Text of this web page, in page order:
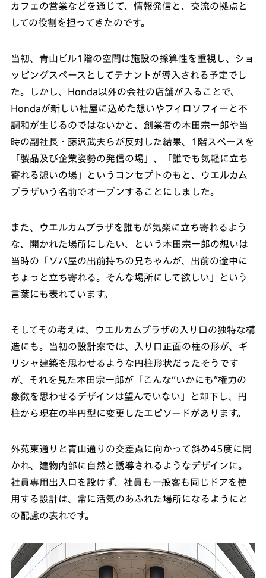
カフェの営業などを通じて、情報発信と、交流の拠点と
しての役割を担ってきたのです。
当初、青山ビル1階の空間は施設の採算性を重視し、ショ
ッピングスペースとしてテナントが導入される予定でし
た。しかし、Honda以外の会社の店舗が入ることで、
Hondaが新しい社屋に込めた想いやフィロソフィーと不
調和が生じるのではないかと、創業者の本田宗一郎や当
時の副社長・藤沢武夫らが反対した結果、1階スペースを
「製品及び企業姿勢の発信の場」、「誰でも気軽に立ち
寄れる憩いの場」というコンセプトのもと、ウエルカム
プラザいう名前でオープンすることにしました。
また、ウエルカムプラザを誰もが気楽に立ち寄れるよう
な、開かれた場所にしたい、という本田宗一郎の想いは
当時の「ソバ屋の出前持ちの兄ちゃんが、出前の途中に
ちょっと立ち寄れる。そんな場所にして欲しい」という
言葉にも表れています。
そしてその考えは、ウエルカムプラザの入り口の独特な構
造にも。当初の設計案では、入り口正面の柱の形が、ギ
リシャ建築を思わせるような円柱形状だったそうです
が、それを見た本田宗一郎が「こんな“いかにも”権力の
象徴を思わせるデザインは望んでいない」と却下し、円
柱から現在の半円型に変更したエピソードがあります。
外苑東通りと青山通りの交差点に向かって斜め45度に開
かれ、建物内部に自然と誘導されるようなデザインに。
社員専用出入ロを設けず、社員も一般客も同じドアを使
用する設計は、常に活気のあふれた場所になるようにと
の配慮の表れです。